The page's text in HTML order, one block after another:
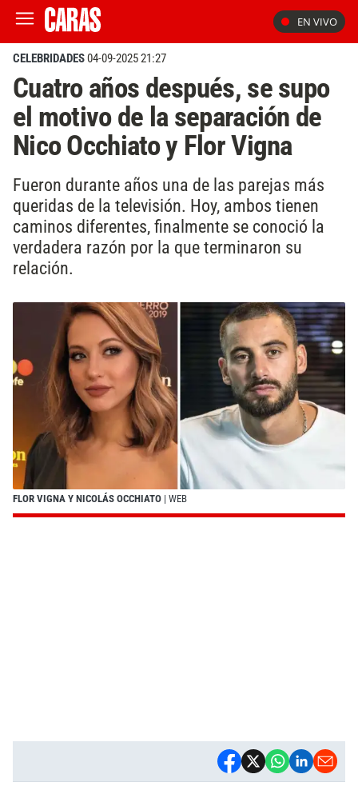
EN VIVO
CELEBRIDADES04-09-2025 21:27
Cuatro años después, se supo
el motivo de la separación de
Nico Occhiato y Flor Vigna
Fueron durante años una de las parejas más
queridas de la televisión. Hoy, ambos tienen
caminos diferentes, finalmente se conoció la
verdadera razón por la que terminaron su
relación.
FLOR VIGNA Y NICOLÁS OCCHIATO | WEB